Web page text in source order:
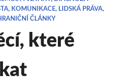
, KOMUNIKACE, LIDSKÁ PRÁVA,
ČLÁNKY
které